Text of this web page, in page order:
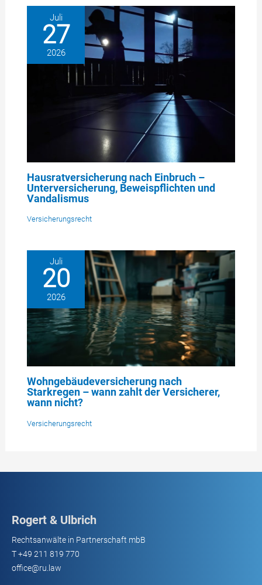
Juli
27
2026
Hausratversicherung nach Einbruch –
Unterversicherung, Beweispflichten und
Vandalismus
Versicherungsrecht
Juli
20
2026
Wohngebäudeversicherung nach
Starkregen – wann zahlt der Versicherer,
wann nicht?
Versicherungsrecht
Rogert & Ulbrich
Rechtsanwälte in Partnerschaft mbB
T+49 211 819 770
office@ru.law